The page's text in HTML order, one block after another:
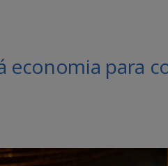
economia para